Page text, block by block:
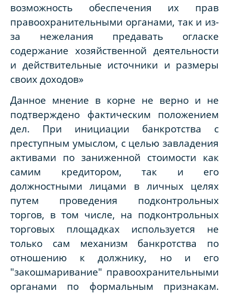
возможность обеспечения их прав
правоохранительными органами, так и из-
за нежелания предавать огласке
содержание хозяйственной деятельности
и действительные источники и размеры
своих доходов»
Данное мнение в корне не верно и не
подтверждено фактическим положением
дел. При инициации банкротства с
преступным умыслом, с целью завладения
активами по заниженной стоимости как
самим кредитором, так и его
должностными лицами в личных целях
путем проведения подконтрольных
торгов, в том числе, на подконтрольных
торговых площадках используется не
только сам механизм банкротства по
отношению к должнику, но и его
"закошмаривание" правоохранительными
органами по формальным признакам.